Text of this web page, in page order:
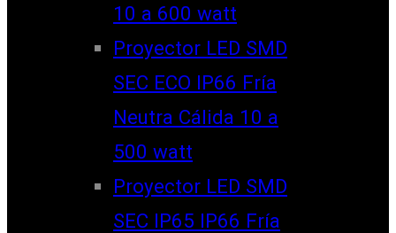
10 a 600 watt
Proyector LED SMD
SEC ECO IP66 Fría
Neutra Cálida 10 a
500 watt
Proyector LED SMD
SEC IP65 IP66 Fría